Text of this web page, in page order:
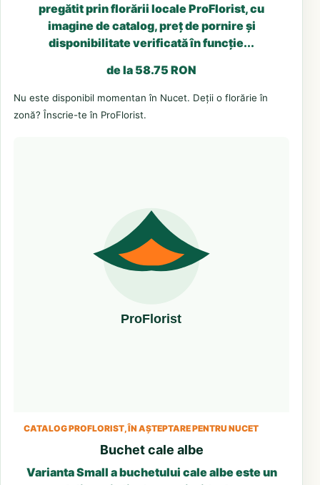
pregătit prin florării locale ProFlorist, cu
imagine de catalog, preț de pornire și
disponibilitate verificată în funcție...
de la 58.75 RON
Nu este disponibil momentan în Nucet. Deții o florărie în
zonă? Înscrie-te în ProFlorist.
CATALOG PROFLORIST, ÎN AȘTEPTARE PENTRU NUCET
Buchet cale albe
Varianta Small a buchetului cale albe este un